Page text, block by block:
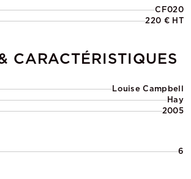
CF020
220 € HT
CARACTÉRISTIQUES
Louise Campbell
Hay
2005
6